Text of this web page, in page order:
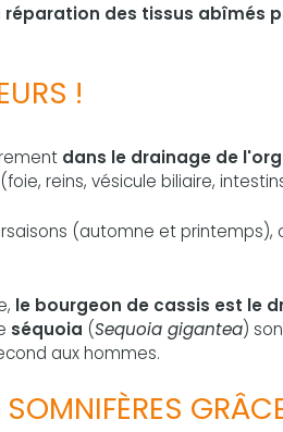
réparation des tissus abîmés
!
dans le drainage de
(foie, reins, vésicule biliaire,
(automne et
le bourgeon de cassis est le
séquoia (Sequoia gigantea)
aux hommes.
SOMNIFÈRES